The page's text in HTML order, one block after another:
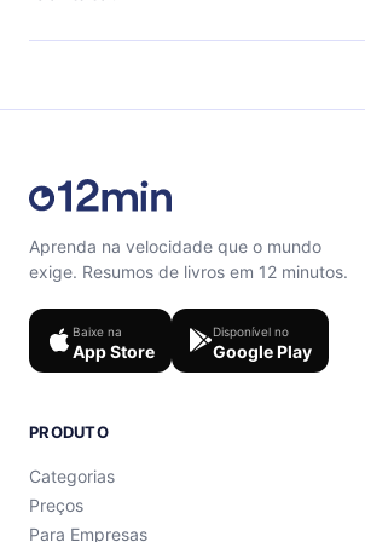
Sinta-se livre para entrar em contato
Aprenda na velocidade que o mundo
exige. Resumos de livros em 12 minutos.
Baixe na
App Store
Disponível no
Google Play
PRODUTO
Categorias
Preços
Para Empresas